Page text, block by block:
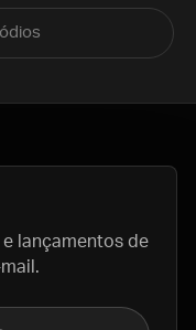
lançamentos de